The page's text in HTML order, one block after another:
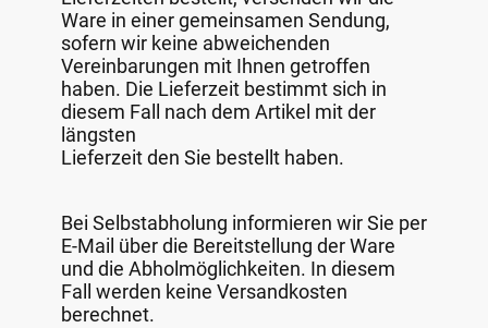
Ware in einer gemeinsamen Sendung,
sofern wir keine abweichenden
Vereinbarungen mit Ihnen getroffen
haben. Die Lieferzeit bestimmt sich in
diesem Fall nach dem Artikel mit der
längsten
Lieferzeit den Sie bestellt haben.
Bei Selbstabholung informieren wir Sie per
E-Mail über die Bereitstellung der Ware
und die Abholmöglichkeiten. In diesem
Fall werden keine Versandkosten
berechnet.